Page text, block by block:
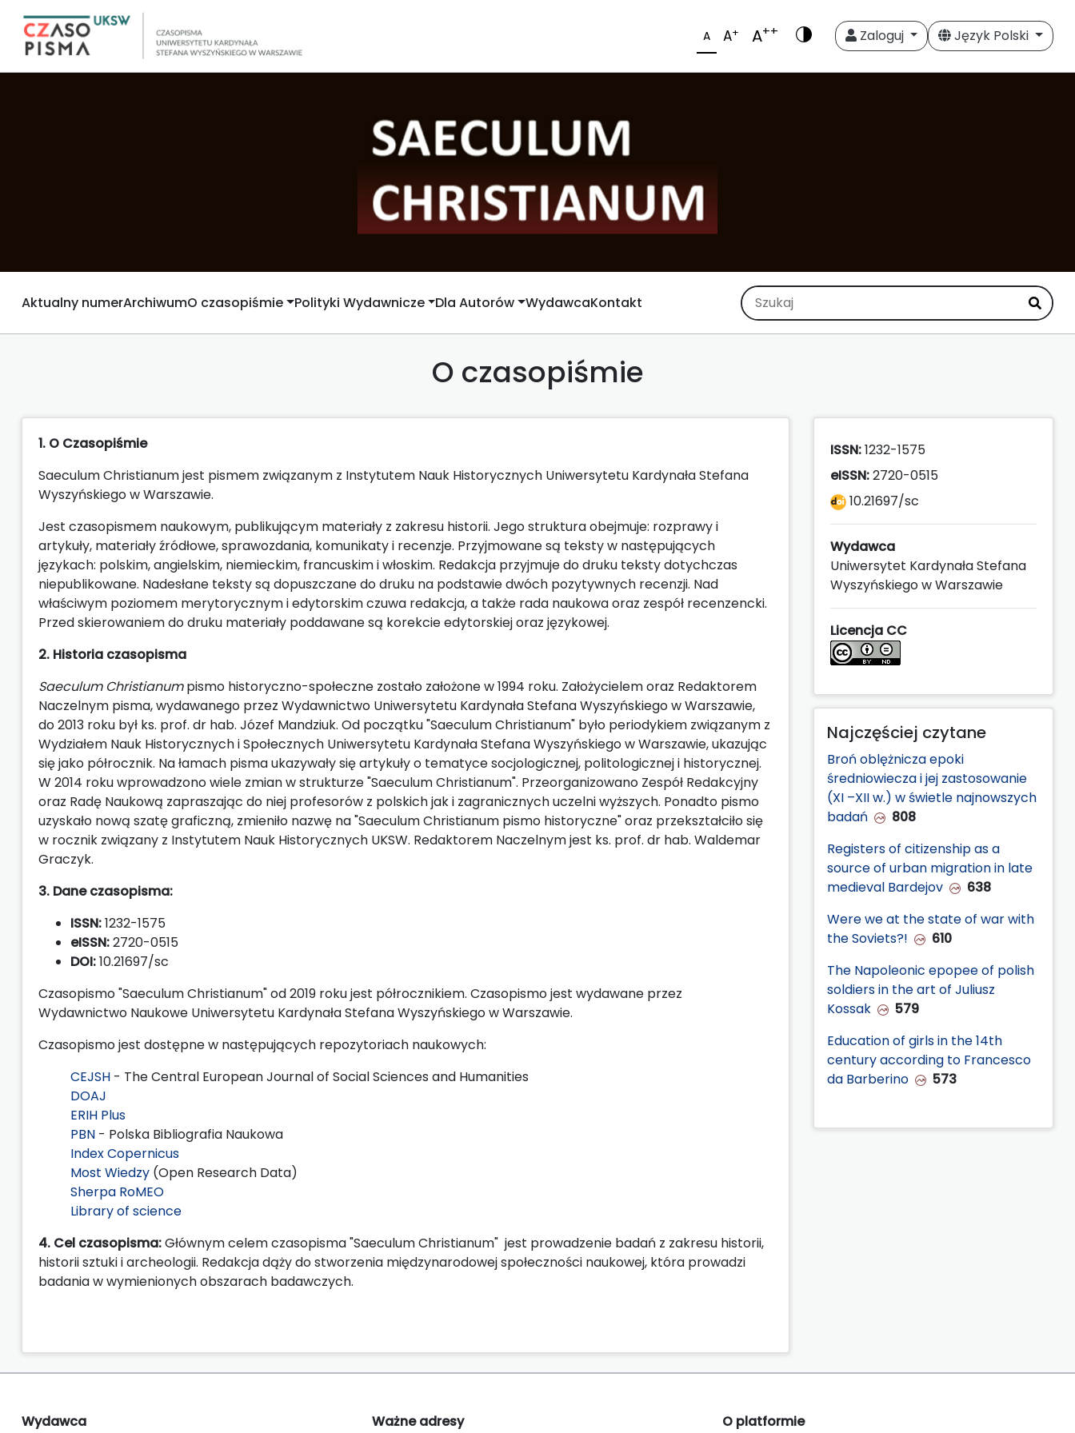
A A+ A++ Zaloguj Język Polski
Aktualny numerArchiwumO czasopiśmie Polityki Wydawnicze Dla Autorów WydawcaKontakt
O czasopiśmie
1. O Czasopiśmie
Saeculum Christianum jest pismem związanym z Instytutem Nauk Historycznych Uniwersytetu Kardynała Stefana
Wyszyńskiego w Warszawie.
Jest czasopismem naukowym, publikującym materiały z zakresu historii. Jego struktura obejmuje: rozprawy i
artykuły, materiały źródłowe, sprawozdania, komunikaty i recenzje. Przyjmowane są teksty w następujących
językach: polskim, angielskim, niemieckim, francuskim i włoskim. Redakcja przyjmuje do druku teksty dotychczas
niepublikowane. Nadesłane teksty są dopuszczane do druku na podstawie dwóch pozytywnych recenzji. Nad
właściwym poziomem merytorycznym i edytorskim czuwa redakcja, a także rada naukowa oraz zespół recenzencki.
Przed skierowaniem do druku materiały poddawane są korekcie edytorskiej oraz językowej.
2. Historia czasopisma
Saeculum Christianumpismo historyczno-społeczne zostało założone w 1994 roku. Założycielem oraz Redaktorem
Naczelnym pisma, wydawanego przez Wydawnictwo Uniwersytetu Kardynała Stefana Wyszyńskiego w Warszawie,
do 2013 roku był ks. prof. dr hab. Józef Mandziuk. Od początku "Saeculum Christianum" było periodykiem związanym z
Wydziałem Nauk Historycznych i Społecznych Uniwersytetu Kardynała Stefana Wyszyńskiego w Warszawie, ukazując
się jako półrocznik. Na łamach pisma ukazywały się artykuły o tematyce socjologicznej, politologicznej i historycznej.
W 2014 roku wprowadzono wiele zmian w strukturze "Saeculum Christianum". Przeorganizowano Zespół Redakcyjny
oraz Radę Naukową zapraszając do niej profesorów z polskich jak i zagranicznych uczelni wyższych. Ponadto pismo
uzyskało nową szatę graficzną, zmieniło nazwę na "Saeculum Christianum pismo historyczne" oraz przekształciło się
w rocznik związany z Instytutem Nauk Historycznych UKSW. Redaktorem Naczelnym jest ks. prof. dr hab. Waldemar
Graczyk.
3. Dane czasopisma:
ISSN:1232-1575
eISSN:2720-0515
DOI:10.21697/sc
Czasopismo "Saeculum Christianum" od 2019 roku jest półrocznikiem. Czasopismo jest wydawane przez
Wydawnictwo Naukowe Uniwersytetu Kardynała Stefana Wyszyńskiego w Warszawie.
Czasopismo jest dostępne w następujących repozytoriach naukowych:
CEJSH - The Central European Journal of Social Sciences and Humanities
DOAJ
ERIH Plus
PBN - Polska Bibliografia Naukowa
Index Copernicus
Most Wiedzy (Open Research Data)
Sherpa RoMEO
Library of science
4. Cel czasopisma:Głównym celem czasopisma "Saeculum Christianum" jest prowadzenie badań z zakresu historii,
historii sztuki i archeologii. Redakcja dąży do stworzenia międzynarodowej społeczności naukowej, która prowadzi
badania w wymienionych obszarach badawczych.
ISSN:1232-1575
eISSN:2720-0515
10.21697/sc
Wydawca
Uniwersytet Kardynała Stefana
Wyszyńskiego w Warszawie
Licencja CC
Najczęściej czytane
Broń oblężnicza epoki
średniowiecza i jej zastosowanie
(XI –XII w.) w świetle najnowszych
badań
808
Registers of citizenship as a
source of urban migration in late
medieval Bardejov
638
Were we at the state of war with
the Soviets?!
610
The Napoleonic epopee of polish
soldiers in the art of Juliusz
Kossak
579
Education of girls in the 14th
century according to Francesco
da Barberino
573
Wydawca Ważne adresy O platformie